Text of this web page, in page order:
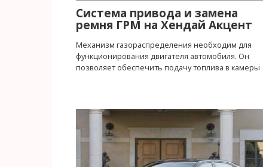
Система привода и замена
ремня ГРМ на Хендай Акцент
Механизм газораспределения необходим для
функционирования двигателя автомобиля. Он
позволяет обеспечить подачу топлива в камеры